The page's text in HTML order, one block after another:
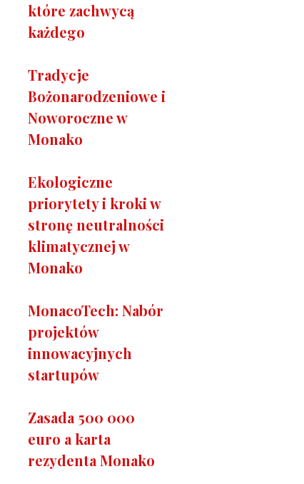
które zachwycą
każdego
Tradycje
Bożonarodzeniowe i
Noworoczne w
Monako
Ekologiczne
priorytety i kroki w
stronę neutralności
klimatycznej w
Monako
MonacoTech: Nabór
projektów
innowacyjnych
startupów
Zasada 500 000
euro a karta
rezydenta Monako